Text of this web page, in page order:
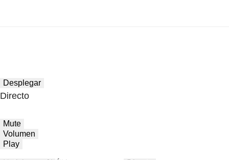
Desplegar
Directo
Mute
Volumen
Play